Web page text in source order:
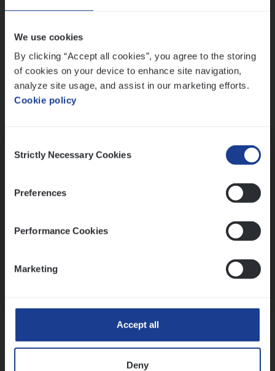
We use cookies
By clicking “Accept all cookies”, you agree to the storing
of cookies on your device to enhance site navigation,
analyze site usage, and assist in our marketing efforts.
Cookie policy
Selection
Strictly Necessary Cookies
Preferences
Performance Cookies
Marketing
Accept all
Deny